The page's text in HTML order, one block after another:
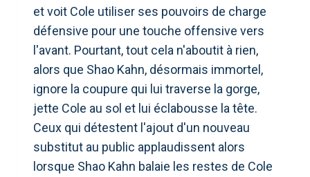
et voit Cole utiliser ses pouvoirs de charge
défensive pour une touche offensive vers
l'avant. Pourtant, tout cela n'aboutit à rien,
alors que Shao Kahn, désormais immortel,
ignore la coupure qui lui traverse la gorge,
jette Cole au sol et lui éclabousse la tête.
Ceux qui détestent l'ajout d'un nouveau
substitut au public applaudissent alors
lorsque Shao Kahn balaie les restes de Cole